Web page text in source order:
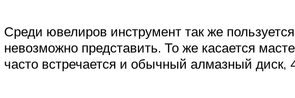
Среди ювелиров инструмент так же
невозможно представить. То же касается
часто встречается и обычный алмазный диск,